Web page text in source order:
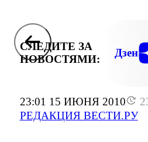
23:01 15 ИЮНЯ 2010
РЕДАКЦИЯ ВЕСТИ.РУ
СЛЕДИТЕ ЗА
НОВОСТЯМИ:
Дзен